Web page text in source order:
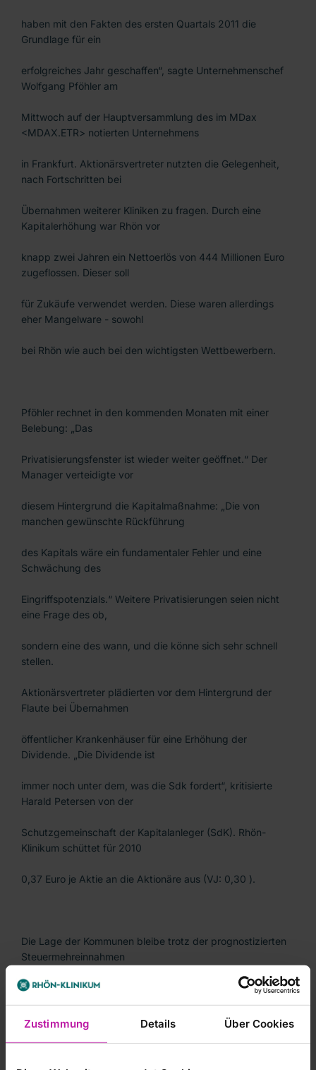
Zustimmung Details Über Cookies
haben mit den Fakten des ersten Quartals 2011 die
Grundlage für ein
erfolgreiches Jahr geschaffen“, sagte Unternehmenschef
Wolfgang Pföhler am
Mittwoch auf der Hauptversammlung des im MDax
<MDAX.ETR> notierten Unternehmens
in Frankfurt. Aktionärsvertreter nutzten die Gelegenheit,
nach Fortschritten bei
Übernahmen weiterer Kliniken zu fragen. Durch eine
Kapitalerhöhung war Rhön vor
knapp zwei Jahren ein Nettoerlös von 444 Millionen Euro
zugeflossen. Dieser soll
für Zukäufe verwendet werden. Diese waren allerdings
eher Mangelware - sowohl
bei Rhön wie auch bei den wichtigsten Wettbewerbern.
Pföhler rechnet in den kommenden Monaten mit einer
Belebung: „Das
Privatisierungsfenster ist wieder weiter geöffnet.“ Der
Manager verteidigte vor
diesem Hintergrund die Kapitalmaßnahme: „Die von
manchen gewünschte Rückführung
des Kapitals wäre ein fundamentaler Fehler und eine
Schwächung des
Eingriffspotenzials.“ Weitere Privatisierungen seien nicht
eine Frage des ob,
sondern eine des wann, und die könne sich sehr schnell
stellen.
Aktionärsvertreter plädierten vor dem Hintergrund der
Flaute bei Übernahmen
öffentlicher Krankenhäuser für eine Erhöhung der
Dividende. „Die Dividende ist
immer noch unter dem, was die Sdk fordert“, kritisierte
Harald Petersen von der
Schutzgemeinschaft der Kapitalanleger (SdK). Rhön-
Klinikum schüttet für 2010
0,37 Euro je Aktie an die Aktionäre aus (VJ: 0,30 ).
Die Lage der Kommunen bleibe trotz der prognostizierten
Steuermehreinnahmen
weiterhin angespannt, so der Firmenchef. Viele Kommunen
hätten in der
Vergangenheit große Schuldenberge angehäuft, die sie